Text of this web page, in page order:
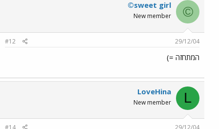
©
©sweet girl
New member
29/12/04
#12
המתחזה =)
L
LoveHina
New member
29/12/04
#14